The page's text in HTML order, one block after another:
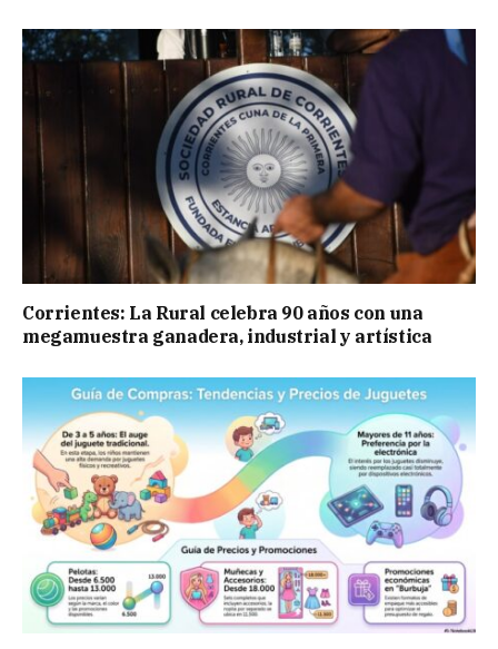
Corrientes: La Rural celebra 90 años con una
megamuestra ganadera, industrial y artística